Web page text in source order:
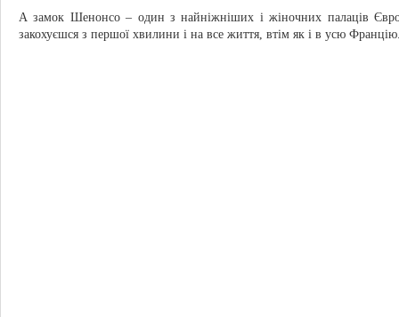
А замок Шенонсо – один з найніжніших і жіночних палаців
закохуєшся з першої хвилини і на все життя, втім як і в усю